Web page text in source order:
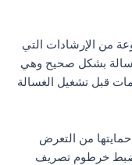
من الإرشادات التي
بشكل صحيح وهي
قبل تشغيل الغسالة
من التعرض
خرطوم تصريف